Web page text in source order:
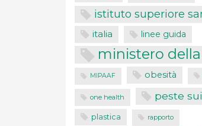
istituto superiore
italia linee guida
ministero
MIPAAF obesità
one health peste
plastica rapporto